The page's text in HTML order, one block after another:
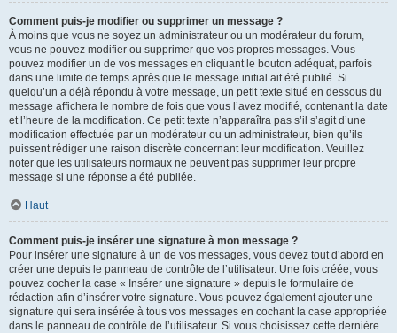
Comment puis-je modifier ou supprimer un message ?
À moins que vous ne soyez un administrateur ou un modérateur du forum,
vous ne pouvez modifier ou supprimer que vos propres messages. Vous
pouvez modifier un de vos messages en cliquant le bouton adéquat, parfois
dans une limite de temps après que le message initial ait été publié. Si
quelqu’un a déjà répondu à votre message, un petit texte situé en dessous du
message affichera le nombre de fois que vous l’avez modifié, contenant la date
et l’heure de la modification. Ce petit texte n’apparaîtra pas s’il s’agit d’une
modification effectuée par un modérateur ou un administrateur, bien qu’ils
puissent rédiger une raison discrète concernant leur modification. Veuillez
noter que les utilisateurs normaux ne peuvent pas supprimer leur propre
message si une réponse a été publiée.
Haut
Comment puis-je insérer une signature à mon message ?
Pour insérer une signature à un de vos messages, vous devez tout d’abord en
créer une depuis le panneau de contrôle de l’utilisateur. Une fois créée, vous
pouvez cocher la case « Insérer une signature » depuis le formulaire de
rédaction afin d’insérer votre signature. Vous pouvez également ajouter une
signature qui sera insérée à tous vos messages en cochant la case appropriée
dans le panneau de contrôle de l’utilisateur. Si vous choisissez cette dernière